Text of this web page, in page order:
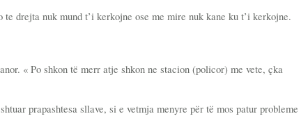
drejta nuk mund t’i kerkojne ose me mire nuk kane ku t’i kerkojne.
« Po shkon të merr atje shkon ne stacion (policor) me vete, çka
prapashtesa sllave, si e vetmja menyre për të mos patur probleme